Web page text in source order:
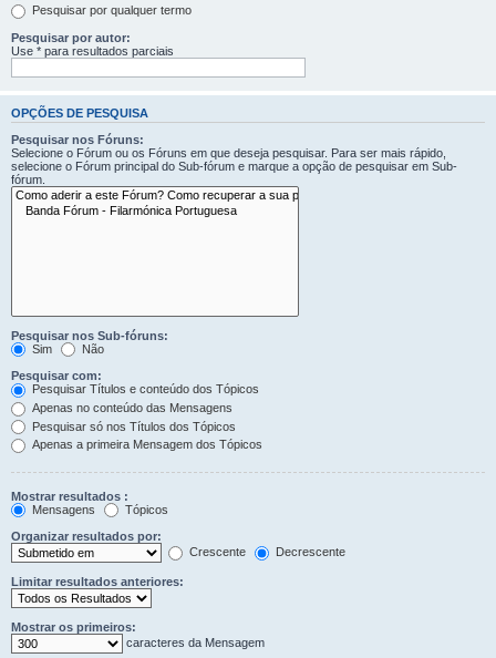
Pesquisar por qualquer termo
Pesquisar por autor:
Use * para resultados parciais
OPÇÕES DE PESQUISA
Pesquisar nos Fóruns:
Selecione o Fórum ou os Fóruns em que deseja pesquisar. Para ser mais rápido,
selecione o Fórum principal do Sub-fórum e marque a opção de pesquisar em Sub-
fórum.
Pesquisar nos Sub-fóruns:
Sim
Não
Pesquisar com:
Pesquisar Títulos e conteúdo dos Tópicos
Apenas no conteúdo das Mensagens
Pesquisar só nos Títulos dos Tópicos
Apenas a primeira Mensagem dos Tópicos
Mostrar resultados :
Mensagens
Tópicos
Organizar resultados por:
Crescente
Decrescente
Limitar resultados anteriores:
Mostrar os primeiros:
caracteres da Mensagem